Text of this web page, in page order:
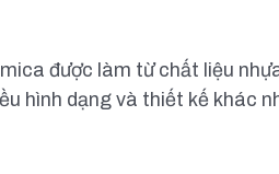
được làm từ chất liệu
hình dạng và thiết kế khác